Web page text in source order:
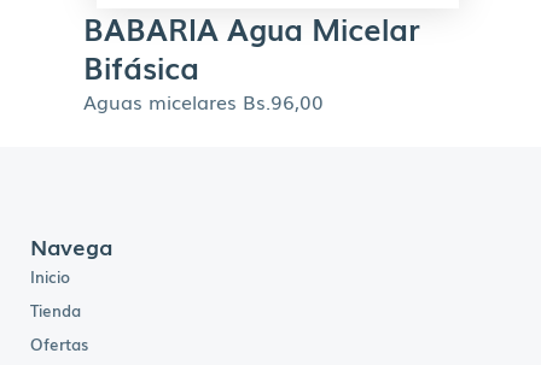
BABARIA Agua Micelar
Bifásica
Aguas micelares Bs.96,00
Navega
Inicio
Tienda
Ofertas